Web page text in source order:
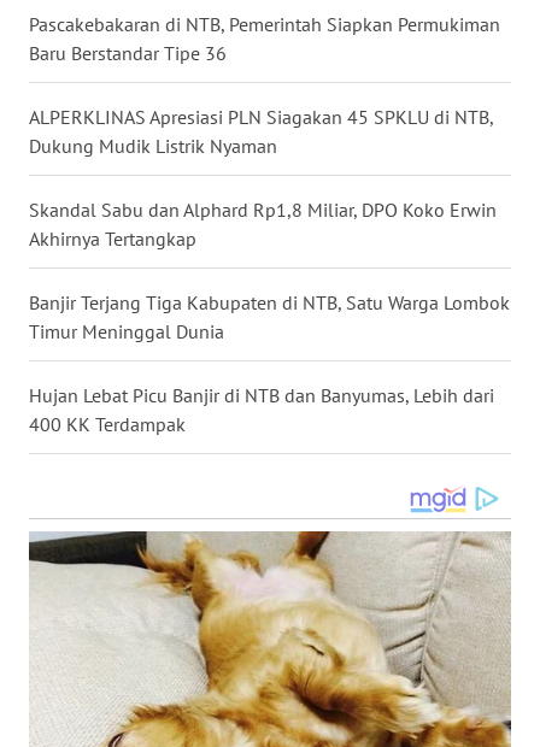
Pascakebakaran di NTB, Pemerintah Siapkan Permukiman
Baru Berstandar Tipe 36
ALPERKLINAS Apresiasi PLN Siagakan 45 SPKLU di NTB,
Dukung Mudik Listrik Nyaman
Skandal Sabu dan Alphard Rp1,8 Miliar, DPO Koko Erwin
Akhirnya Tertangkap
Banjir Terjang Tiga Kabupaten di NTB, Satu Warga Lombok
Timur Meninggal Dunia
Hujan Lebat Picu Banjir di NTB dan Banyumas, Lebih dari
400 KK Terdampak
WN
WN
DANAU
TOBA
WN
NIAS
WN
WN
TAPANULI
WN
TANJUNG
LESUNG